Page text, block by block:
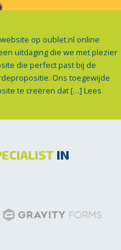
op oublet.nl online
uitdaging die we met plezier
die perfect past bij de
Ons toegewijde
te creëren dat […] Lees
IN